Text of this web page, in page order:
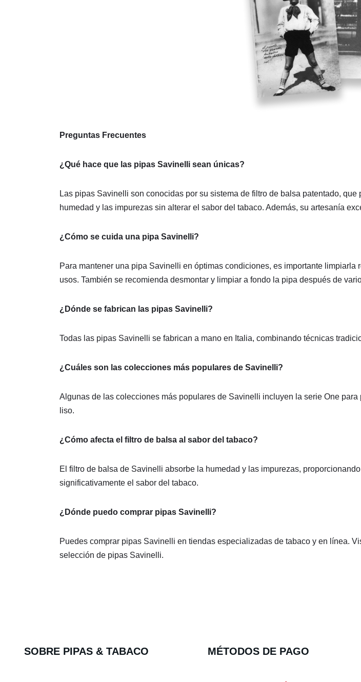
Preguntas Frecuentes
¿Qué hace que las pipas Savinelli sean únicas?
Las pipas Savinelli son conocidas por su sistema de filtro de balsa patentado,
humedad y las impurezas sin alterar el sabor del tabaco. Además, su artesanía
¿Cómo se cuida una pipa Savinelli?
Para mantener una pipa Savinelli en óptimas condiciones, es importante
usos. También se recomienda desmontar y limpiar a fondo la pipa después de
¿Dónde se fabrican las pipas Savinelli?
Todas las pipas Savinelli se fabrican a mano en Italia, combinando técnicas
¿Cuáles son las colecciones más populares de Savinelli?
Algunas de las colecciones más populares de Savinelli incluyen la serie One
liso.
¿Cómo afecta el filtro de balsa al sabor del tabaco?
El filtro de balsa de Savinelli absorbe la humedad y las impurezas,
significativamente el sabor del tabaco.
¿Dónde puedo comprar pipas Savinelli?
Puedes comprar pipas Savinelli en tiendas especializadas de tabaco y en línea.
selección de pipas Savinelli.
SOBRE PIPAS & TABACO MÉTODOS DE PAGO